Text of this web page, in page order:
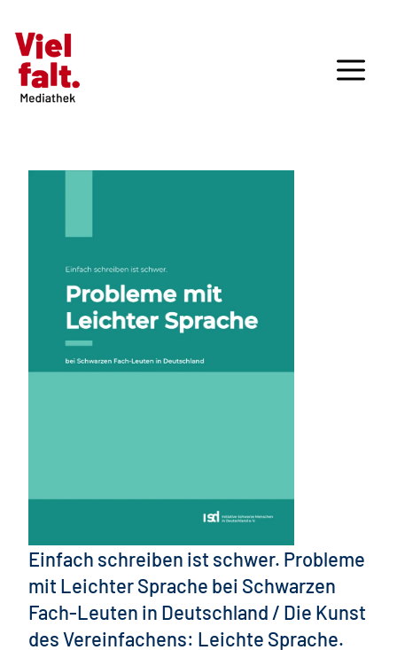
Einfach schreiben ist schwer. Probleme
mit Leichter Sprache bei Schwarzen
Fach-Leuten in Deutschland / Die Kunst
des Vereinfachens: Leichte Sprache.